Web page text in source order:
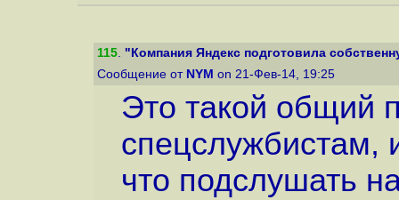
115. "Компания Яндекс подготовила
Сообщение от NYM on 21-Фев-14, 19:25
Это такой общий
спецслужбистам,
что подслушать